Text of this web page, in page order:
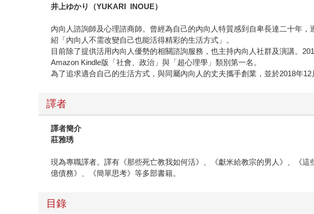
井上ゆかり（YUKARI INOUE）
內向人諮詢師及心理諮商師。曾經為自己的內向人特質感到自卑長達二十年
紹「內向人不需改變自己也能活得精彩的生活方式」。
目前除了提供活用內向人優勢的相關諮詢服務，也主持內向人社群及演講。
Amazon Kindle版「社會、政治」與「超心理學」類別第一名。
為了追求適合自己的生活方式，與同屬內向人的丈夫攜手創業，並於2018年
譯者
譯者簡介
莊雅琇
現為專職譯者。譯有《那些死亡教我如何活》、《獻米給教宗的男人》、《
億債務》、《簡單思考》等多部書籍。
目錄